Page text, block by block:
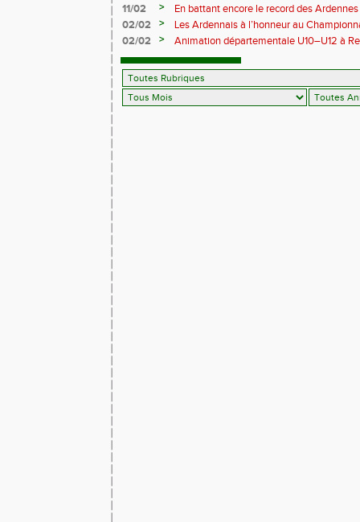
11/02
>
En battant encore le record des
Pihet ira aux championnats de France
02/02 >
Les Ardennais à l’honneur au
02/02
>
Animation départementale U10–U12 à